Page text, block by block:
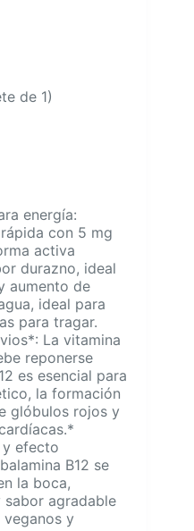
de 1)
energía:
con 5 mg
activa
durazno, ideal
aumento de
ideal para
para tragar.
La vitamina
reponerse
es esencial para
la formación
glóbulos rojos y
y efecto
B12 se
la boca,
agradable
y